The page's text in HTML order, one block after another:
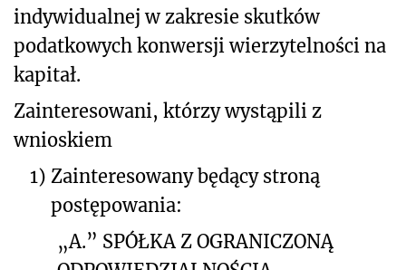
indywidualnej w zakresie skutków
podatkowych konwersji wierzytelności na
kapitał.
Zainteresowani, którzy wystąpili z
wnioskiem
1) Zainteresowany będący stroną
postępowania:
„A.” SPÓŁKA Z OGRANICZONĄ